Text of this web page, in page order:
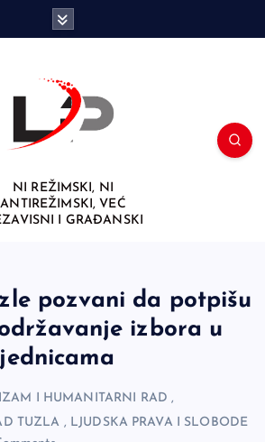
NI REŽIMSKI, NI
ANTIREŽIMSKI, VEĆ
I GRAĐANSKI
pozvani da potpišu
izbora u
I HUMANITARNI RAD ,
TUZLA , LJUDSKA PRAVA I SLOBODE